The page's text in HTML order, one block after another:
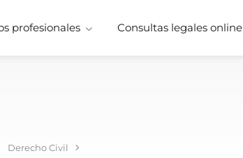
profesionales Consultas legales online
Derecho Civil